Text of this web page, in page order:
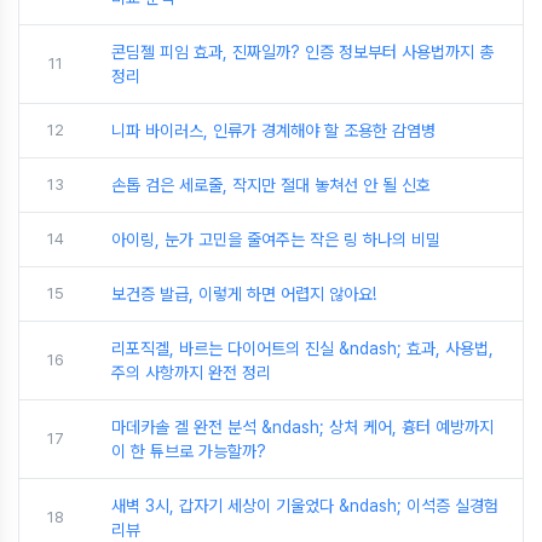
11
콘딤젤 피임 효과, 진짜일까? 인증 정보부터 사용법까지 총
정리
12 니파 바이러스, 인류가 경계해야 할 조용한 감염병
13 손톱 검은 세로줄, 작지만 절대 놓쳐선 안 될 신호
14 아이링, 눈가 고민을 줄여주는 작은 링 하나의 비밀
15 보건증 발급, 이렇게 하면 어렵지 않아요!
16
리포직겔, 바르는 다이어트의 진실 &ndash; 효과, 사용법,
주의 사항까지 완전 정리
17
마데카솔 겔 완전 분석 &ndash; 상처 케어, 흉터 예방까지
이 한 튜브로 가능할까?
18
새벽 3시, 갑자기 세상이 기울었다 &ndash; 이석증 실경험
리뷰